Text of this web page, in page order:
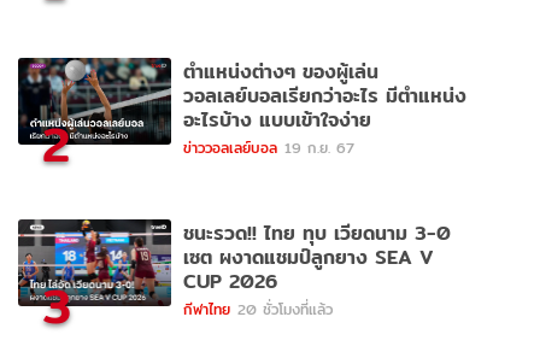
2
ตำแหน่งต่างๆ ของผู้เล่น
วอลเลย์บอลเรียกว่าอะไร มีตำแหน่ง
อะไรบ้าง แบบเข้าใจง่าย
ข่าววอลเลย์บอล 19 ก.ย. 67
3
ชนะรวด!! ไทย ทุบ เวียดนาม 3-0
เซต ผงาดแชมป์ลูกยาง SEA V
CUP 2026
กีฬาไทย 20 ชั่วโมงที่แล้ว